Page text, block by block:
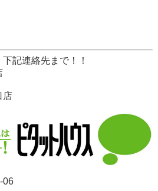
記連絡先まで！！
店
06